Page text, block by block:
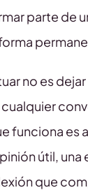
parte de
no es
cualquier
funciona es
útil, una
que